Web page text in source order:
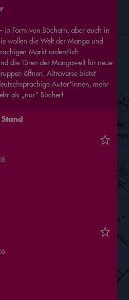
in Form von Büchern, aber auch in
wollen die Welt der Manga und
Markt ordentlich
die Türen der Mangawelt für neue
öffnen. Altraverse bietet
Autor*innen, mehr
als „nur“ Bücher!